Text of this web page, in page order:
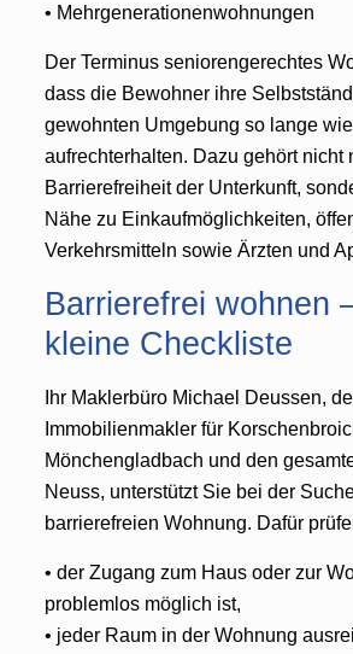
• Mehrgenerationenwohnungen
Der Terminus seniorengerechtes
dass die Bewohner ihre
gewohnten Umgebung so lange
aufrechterhalten. Dazu gehört nicht
Barrierefreiheit der Unterkunft,
Nähe zu Einkaufmöglichkeiten,
Verkehrsmitteln sowie Ärzten und
Barrierefrei wohnen
kleine Checkliste
Ihr Maklerbüro Michael Deussen,
Immobilienmakler für
Mönchengladbach und den
Neuss, unterstützt Sie bei der
barrierefreien Wohnung. Dafür
• der Zugang zum Haus oder zur
problemlos möglich ist,
• jeder Raum in der Wohnung